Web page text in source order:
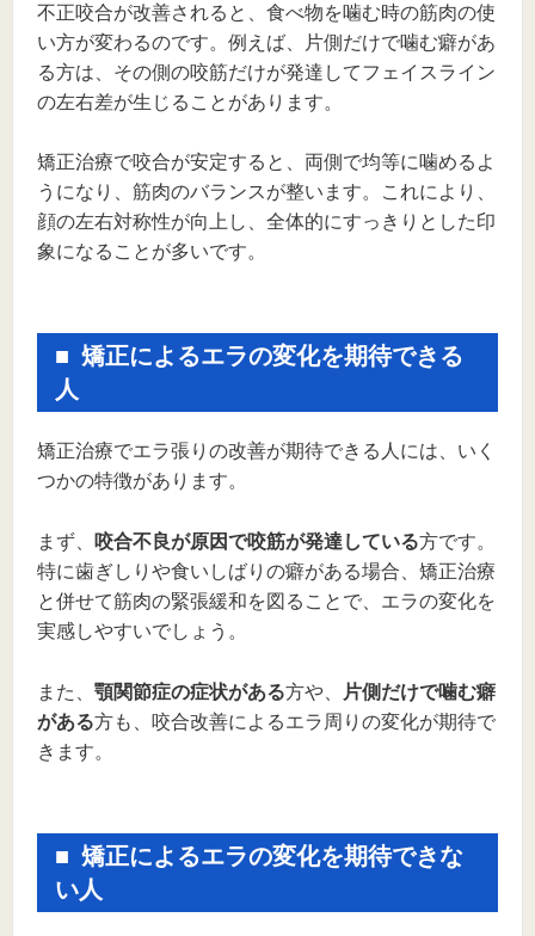
不正咬合が改善されると、食べ物を噛む時の筋肉の使
い方が変わるのです。例えば、片側だけで噛む癖があ
る方は、その側の咬筋だけが発達してフェイスライン
の左右差が生じることがあります。
矯正治療で咬合が安定すると、両側で均等に噛めるよ
うになり、筋肉のバランスが整います。これにより、
顔の左右対称性が向上し、全体的にすっきりとした印
象になることが多いです。
矯正によるエラの変化を期待できる
人
矯正治療でエラ張りの改善が期待できる人には、いく
つかの特徴があります。
まず、 咬合不良が原因で咬筋が発達している方です。
特に歯ぎしりや食いしばりの癖がある場合、矯正治療
と併せて筋肉の緊張緩和を図ることで、エラの変化を
実感しやすいでしょう。
また、 顎関節症の症状がある方や、
片側だけで噛む癖
がある方も、咬合改善によるエラ周りの変化が期待で
きます。
矯正によるエラの変化を期待できな
い人